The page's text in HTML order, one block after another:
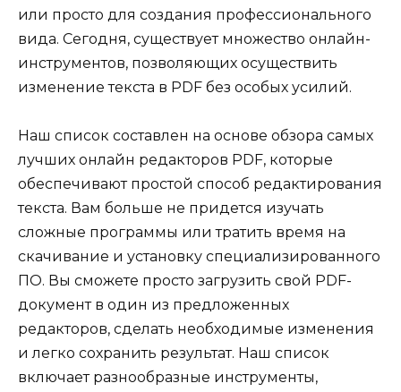
или просто для создания профессионального
вида. Сегодня, существует множество онлайн-
инструментов, позволяющих осуществить
изменение текста в PDF без особых усилий.
Наш список составлен на основе обзора самых
лучших онлайн редакторов PDF, которые
обеспечивают простой способ редактирования
текста. Вам больше не придется изучать
сложные программы или тратить время на
скачивание и установку специализированного
ПО. Вы сможете просто загрузить свой PDF-
документ в один из предложенных
редакторов, сделать необходимые изменения
и легко сохранить результат. Наш список
включает разнообразные инструменты,